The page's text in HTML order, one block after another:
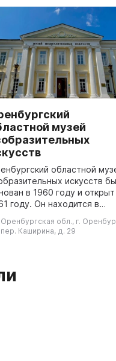
музей
областной
искусств
в 1960 году и открыт
году. Он находится в
века по проекту
Оренбургская обл., г.
пер. Каширина, д. 29